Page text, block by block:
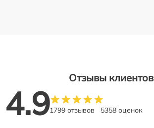
Отзывы клиентов
4.91799 отзывов 5358 оценок